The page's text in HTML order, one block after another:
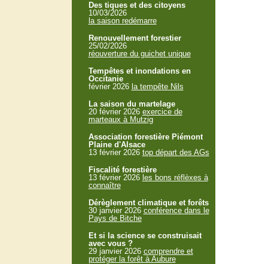
Des tiques et des citoyens
10/03/2026
la saison redémarre
Renouvellement forestier
25/02/2026
réouverture du guichet unique
Tempêtes et inondations en
Occitanie
février 2026 la tempête Nils
La saison du martelage
20 février 2026 exercice de
marteaux à Mutzig
Association forestière Piémont
Plaine d'Alsace
13 février 2026 top départ des AGs
Fiscalité forestière
13 février 2026 les bons réflèxes à
connaître
Dérèglement climatique et forêts
30 janvier 2026 conférence dans le
Pays de Bitche
Et si la science se construisait
avec vous ?
29 janvier 2026 comprendre et
protéger la forêt à Aubure